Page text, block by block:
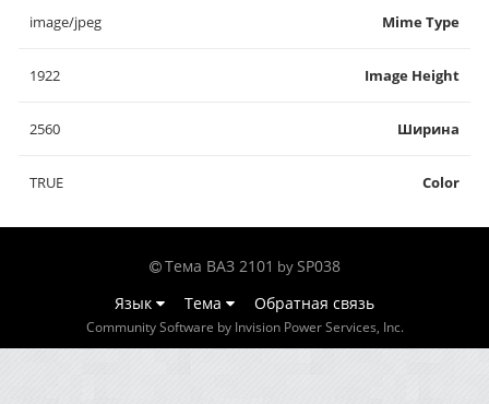
Mime Type
image/jpeg
Image Height
1922
Ширина
2560
Color
TRUE
Тема ВАЗ 2101 by SP038
Язык
Тема Обратная связь
Community Software by Invision Power Services, Inc.